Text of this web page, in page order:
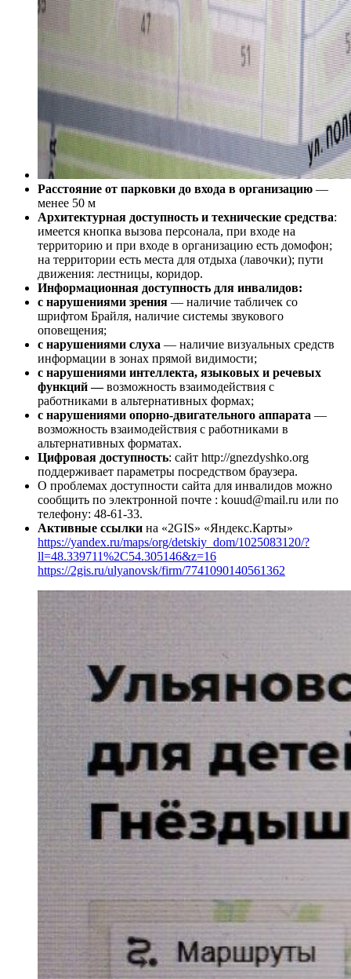
Расстояние от парковки до входа в организацию —
менее 50 м
Архитектурная доступность и технические средства:
имеется кнопка вызова персонала, при входе на
территорию и при входе в организацию есть домофон;
на территории есть места для отдыха (лавочки); пути
движения: лестницы, коридор.
Информационная доступность для инвалидов:
с нарушениями зрения — наличие табличек со
шрифтом Брайля, наличие системы звукового
оповещения;
с нарушениями слуха — наличие визуальных средств
информации в зонах прямой видимости;
с нарушениями интеллекта, языковых и речевых
функций —возможность взаимодействия с
работниками в альтернативных формах;
с нарушениями опорно-двигательного аппарата —
возможность взаимодействия с работниками в
альтернативных форматах.
Цифровая доступность: сайт http://gnezdyshko.org
поддерживает параметры посредством браузера.
О проблемах доступности сайта для инвалидов можно
сообщить по электронной почте : kouud@mail.ru или по
телефону: 48-61-33.
Активные ссылки на «2GIS» «Яндекс.Карты»
https://yandex.ru/maps/org/detskiy_dom/1025083120/?
ll=48.339711%2C54.305146&z=16
https://2gis.ru/ulyanovsk/firm/7741090140561362